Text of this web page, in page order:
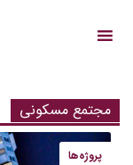
مجتمع مسکونی
پروژه‌ها